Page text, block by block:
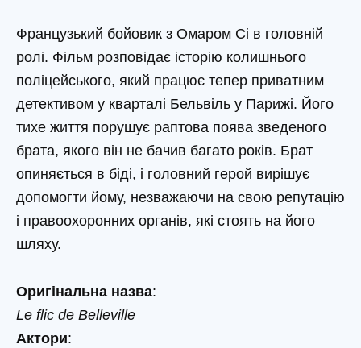
Французький бойовик з Омаром Сі в головній
ролі. Фільм розповідає історію колишнього
поліцейського, який працює тепер приватним
детективом у кварталі Бельвіль у Парижі. Його
тихе життя порушує раптова поява зведеного
брата, якого він не бачив багато років. Брат
опиняється в біді, і головний герой вирішує
допомогти йому, незважаючи на свою репутацію
і правоохоронних органів, які стоять на його
шляху.
Оригінальна назва:
Le flic de Belleville
Актори: